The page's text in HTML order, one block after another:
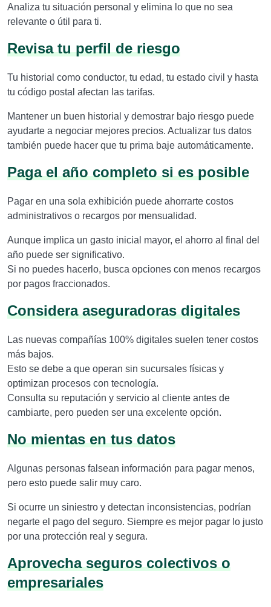
Analiza tu situación personal y elimina lo que no sea
relevante o útil para ti.
Revisa tu perfil de riesgo
Tu historial como conductor, tu edad, tu estado civil y hasta
tu código postal afectan las tarifas.
Mantener un buen historial y demostrar bajo riesgo puede
ayudarte a negociar mejores precios. Actualizar tus datos
también puede hacer que tu prima baje automáticamente.
Paga el año completo si es posible
Pagar en una sola exhibición puede ahorrarte costos
administrativos o recargos por mensualidad.
Aunque implica un gasto inicial mayor, el ahorro al final del
año puede ser significativo.
Si no puedes hacerlo, busca opciones con menos recargos
por pagos fraccionados.
Considera aseguradoras digitales
Las nuevas compañías 100% digitales suelen tener costos
más bajos.
Esto se debe a que operan sin sucursales físicas y
optimizan procesos con tecnología.
Consulta su reputación y servicio al cliente antes de
cambiarte, pero pueden ser una excelente opción.
No mientas en tus datos
Algunas personas falsean información para pagar menos,
pero esto puede salir muy caro.
Si ocurre un siniestro y detectan inconsistencias, podrían
negarte el pago del seguro. Siempre es mejor pagar lo justo
por una protección real y segura.
Aprovecha seguros colectivos o
empresariales